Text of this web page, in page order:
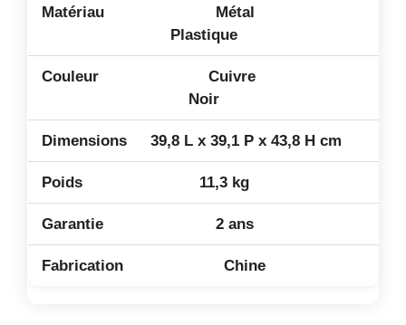
Métal
Plastique
Cuivre
Noir
39,8 L x 39,1 P x 43,8 H cm
11,3 kg
2 ans
Chine